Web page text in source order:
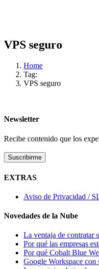
VPS seguro
Home
Tag:
VPS seguro
Newsletter
Recibe contenido que los
EXTRAS
Aviso de Privacidad /
Novedades de la Nube
La ventaja de contratar
Por qué las empresas
Por qué Cobalt Blue
Google Workspace